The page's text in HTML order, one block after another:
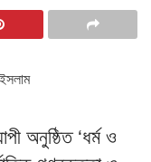
অনুষ্ঠিত ‘ধর্ম ও